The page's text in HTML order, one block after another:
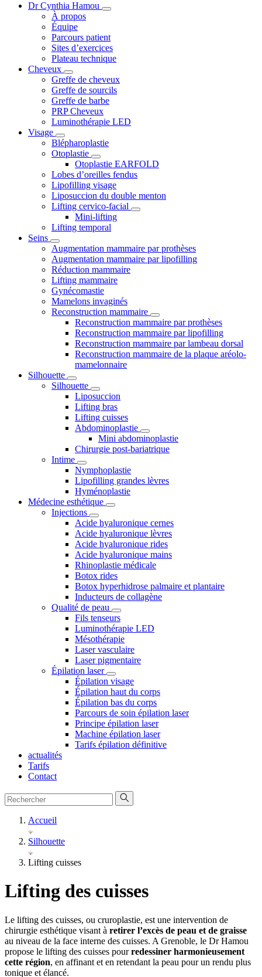
Dr Cynthia Hamou
À propos
Équipe
Parcours patient
Sites d’exercices
Plateau technique
Cheveux
Greffe de cheveux
Greffe de sourcils
Greffe de barbe
PRP Cheveux
Luminothérapie LED
Visage
Blépharoplastie
Otoplastie
Otoplastie EARFOLD
Lobes d’oreilles fendus
Lipofilling visage
Liposuccion du double menton
Lifting cervico-facial
Mini-lifting
Lifting temporal
Seins
Augmentation mammaire par prothèses
Augmentation mammaire par lipofilling
Réduction mammaire
Lifting mammaire
Gynécomastie
Mamelons invaginés
Reconstruction mammaire
Reconstruction mammaire par prothèses
Reconstruction mammaire par lipofilling
Reconstruction mammaire par lambeau dorsal
Reconstruction mammaire de la plaque aréolo-
mamelonnaire
Silhouette
Silhouette
Liposuccion
Lifting bras
Lifting cuisses
Abdominoplastie
Mini abdominoplastie
Chirurgie post-bariatrique
Intime
Nymphoplastie
Lipofilling grandes lèvres
Hyménoplastie
Médecine esthétique
Injections
Acide hyaluronique cernes
Acide hyaluronique lèvres
Acide hyaluronique rides
Acide hyaluronique mains
Rhinoplastie médicale
Botox rides
Botox hyperhidrose palmaire et plantaire
Inducteurs de collagène
Qualité de peau
Fils tenseurs
Luminothérapie LED
Mésothérapie
Laser vasculaire
Laser pigmentaire
Épilation laser
Épilation visage
Épilation haut du corps
Épilation bas du corps
Parcours de soin épilation laser
Principe épilation laser
Machine épilation laser
Tarifs épilation définitive
actualités
Tarifs
Contact
Accueil
Silhouette
Lifting cuisses
Lifting des cuisses
Le lifting des cuisses, ou cruroplastie, est une intervention de
chirurgie esthétique visant à retirer l’excès de peau et de graisse
au niveau de la face interne des cuisses. A Grenoble, le Dr Hamou
propose le lifting des cuisses pourredessiner harmonieusement
cette région, en affinant et en retendant la peau pour un rendu plus
tonique et élancé.